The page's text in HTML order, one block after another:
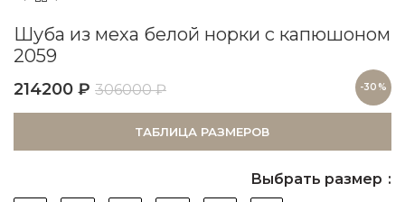
Шуба из меха белой норки с капюшоном
2059
214200 ₽ 306000₽ -30%
ТАБЛИЦА РАЗМЕРОВ
Выбрать размер